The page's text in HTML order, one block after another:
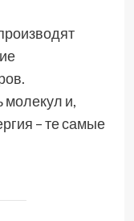
молекул и,
– те самые